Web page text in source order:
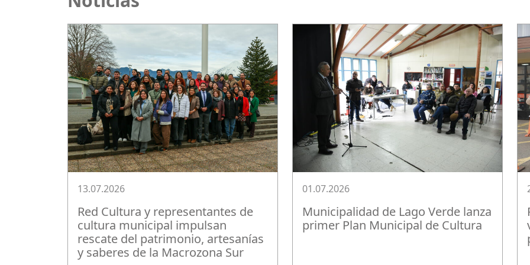
13.07.2026
Red Cultura y representantes de
cultura municipal impulsan
rescate del patrimonio, artesanías
y saberes de la Macrozona Sur
01.07.2026
Municipalidad de Lago Verde lanza
primer Plan Municipal de Cultura